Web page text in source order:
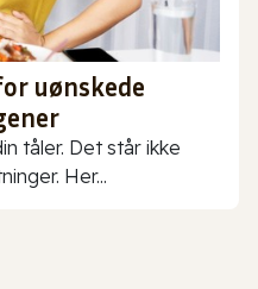
uønskede
tåler. Det står ikke
Her...